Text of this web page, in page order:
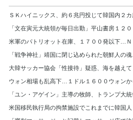
ＳＫハイニックス、約６兆円投じて韓国内２
「文在寅元大統領が毎日出勤」平山書房１２
ウォン相場も乱高下…１ドル１６００ウォン
米国移民執行局の拘禁施設でこれまでに韓国